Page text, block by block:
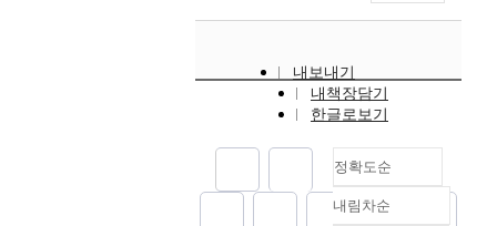
내보내기
내책장담기
한글로보기
정확도순
정확도
내림차순